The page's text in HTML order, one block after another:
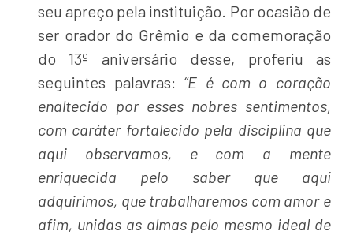
seu apreço pela instituição. Por ocasião de
ser orador do Grêmio e da comemoração
do 13º aniversário desse, proferiu as
seguintes palavras: “E é com o coração
enaltecido por esses nobres sentimentos,
com caráter fortalecido pela disciplina que
aqui observamos, e com a mente
enriquecida pelo saber que aqui
adquirimos, que trabalharemos com amor e
afim, unidas as almas pelo mesmo ideal de